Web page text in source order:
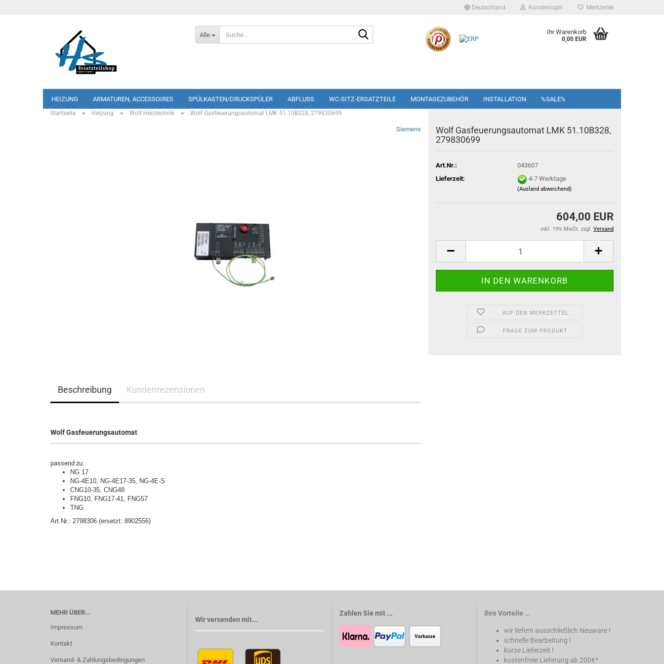
Deutschland Kundenlogin Merkzettel
Alle Ihr Warenkorb
0,00 EUR
HEIZUNG ARMATUREN, ACCESSOIRES SPÜLKASTEN/DRUCKSPÜLER ABFLUSS WC-SITZ-ERSATZTEILE MONTAGEZUBEHÖR INSTALLATION %SALE%
Startseite » Heizung » Wolf Heiztechnik » Wolf Gasfeuerungsautomat LMK 51.10B328, 279830699
Siemens
Wolf Gasfeuerungsautomat LMK 51.10B328,
279830699
Art.Nr.:
043607
Lieferzeit:
4-7 Werktage
(Ausland abweichend)
604,00 EUR
inkl. 19% MwSt. zzgl. Versand
AUF DEN MERKZETTEL
FRAGE ZUM PRODUKT
Beschreibung Kundenrezensionen
Wolf Gasfeuerungsautomat
passend zu:
NG 17
NG-4E10, NG-4E17-35, NG-4E-S
CNG10-35, CNG48
FNG10, FNG17-41, FNG57
TNG
Art.Nr.: 2798306 (ersetzt: 8902556)
MEHR ÜBER...
Impressum
Kontakt
Versand- & Zahlungsbedingungen
Wir versenden mit...
Zahlen Sie mit ... Ihre Vorteile ...
wir liefern ausschließlich Neuware !
schnelle Bearbeitung !
kurze Lieferzeit !
kostenfreie Lieferung ab 200€*